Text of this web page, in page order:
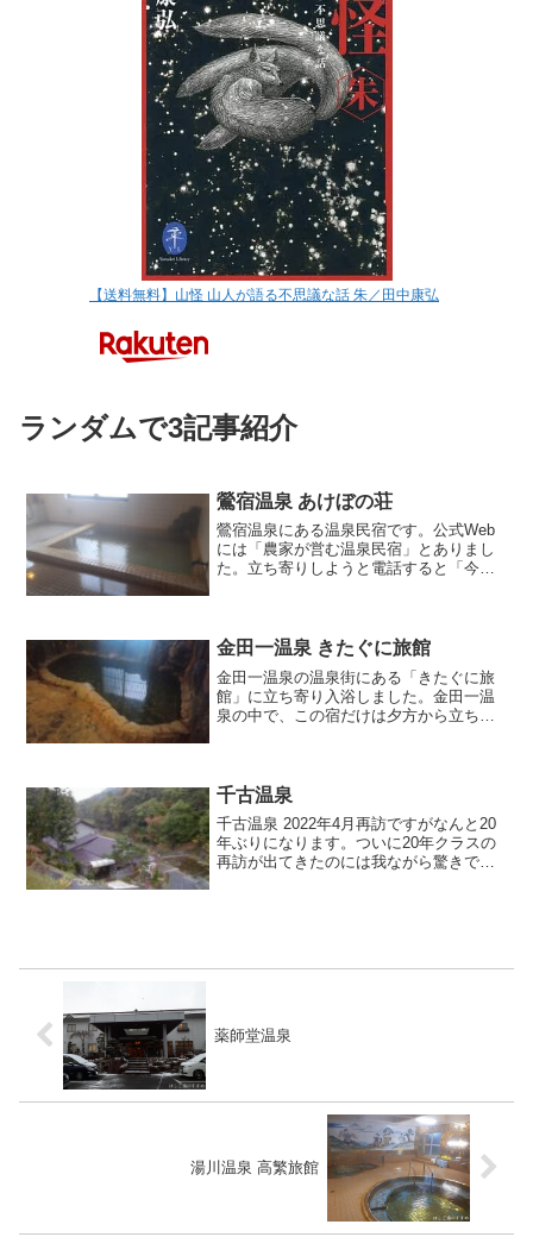
【送料無料】山怪 山人が語る不思議な話 朱／田中康弘
ランダムで3記事紹介
鶯宿温泉 あけぼの荘
鶯宿温泉にある温泉民宿です。公式Web
には「農家が営む温泉民宿」とありまし
た。立ち寄りしようと電話すると「今日
析書と利用状況の掲示...
金田一温泉 きたぐに旅館
金田一温泉の温泉街にある「きたぐに旅
館」に立ち寄り入浴しました。金田一温
泉の中で、この宿だけは夕方から立ち寄
と少し蒸しっとします。こ...
千古温泉
千古温泉 2022年4月再訪ですがなんと20
年ぶりになります。ついに20年クラスの
再訪が出てきたのには我ながら驚きで
薬師堂温泉
湯川温泉 高繁旅館